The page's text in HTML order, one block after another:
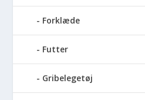
Forklæde
Futter
Gribelegetøj